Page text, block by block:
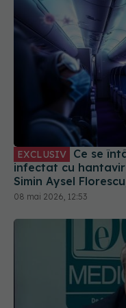
EXCLUSIV
infectat cu
Simin Aysel
08 mai 2026, 12:53